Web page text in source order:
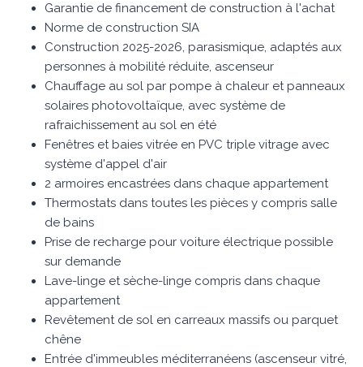
Garantie de financement de construction à l'achat
Norme de construction SIA
Construction 2025-2026, parasismique, adaptés aux
personnes à mobilité réduite, ascenseur
Chauffage au sol par pompe à chaleur et panneaux
solaires photovoltaïque, avec système de
rafraichissement au sol en été
Fenêtres et baies vitrée en PVC triple vitrage avec
système d'appel d'air
2 armoires encastrées dans chaque appartement
Thermostats dans toutes les pièces y compris salle
de bains
Prise de recharge pour voiture électrique possible
sur demande
Lave-linge et sèche-linge compris dans chaque
appartement
Revêtement de sol en carreaux massifs ou parquet
chêne
Entrée d'immeubles méditerranéens (ascenseur vitré,